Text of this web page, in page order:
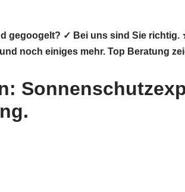
gegoogelt? ✓ Bei uns sind Sie
noch einiges mehr. Top Beratung